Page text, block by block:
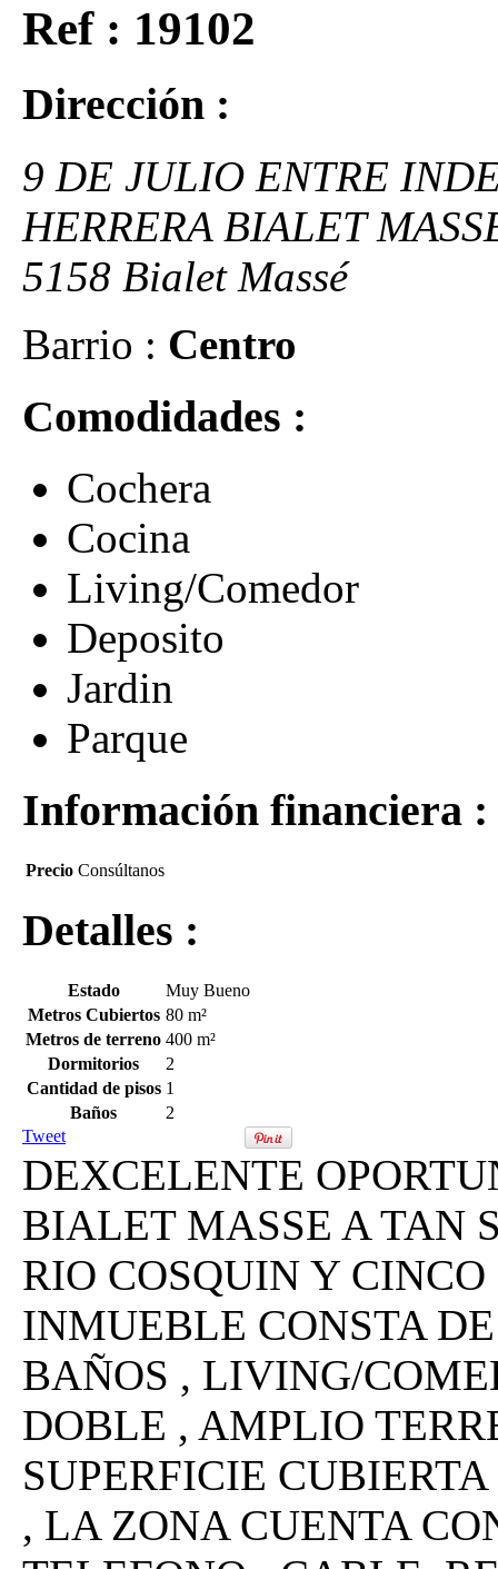
Ref : 19102
Dirección :
9 DE JULIO ENTRE
HERRERA BIALET
5158 Bialet Massé
Barrio : Centro
Comodidades :
Cochera
Cocina
Living/Comedor
Deposito
Jardin
Parque
Información financiera :
Precio Consúltanos
Detalles :
Estado
Muy Bueno
Metros Cubiertos 80 m²
Metros de terreno 400 m²
Dormitorios
2
Cantidad de pisos 1
Baños
2
Tweet
DEXCELENTE
BIALET MASSE A TAN
RIO COSQUIN Y
INMUEBLE CONSTA
BAÑOS , LIVING/
DOBLE , AMPLIO
SUPERFICIE
, LA ZONA CUENTA